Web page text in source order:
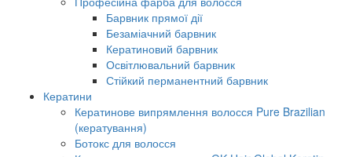
Барвник прямої дії
Безаміачний барвник
Кератиновий барвник
Освітлювальний барвник
Стійкий перманентний барвник
Кератини
Кератинове випрямлення волосся Pure Brazilian
(кератування)
Ботокс для волосся